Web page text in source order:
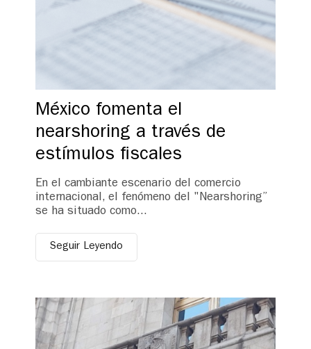
México fomenta el
nearshoring a través de
estímulos fiscales
En el cambiante escenario del comercio
internacional, el fenómeno del "Nearshoring”
se ha situado como...
Seguir Leyendo